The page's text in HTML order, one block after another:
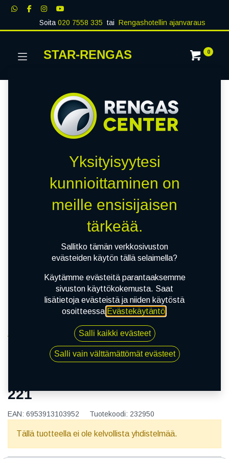
Soita020 7558 335 tai Rengashotellin ajanvaraus
STAR-RENGAS 0
165/65R14 79T HIFLY ALL-TURI 221
221
EAN: 6953913103952 Tuotekoodi: 232950
Tällä tuotteella ei ole kelvollista yhdistelmää.
Yksityisyytesi
kunnioittaminen on
meille ensisijaisen
tärkeää.
Sallitko tämän verkkosivuston
evästeiden käytön tällä selaimella?
Käytämme evästeitä parantaaksemme
sivuston käyttökokemusta. Saat
lisätietoja evästeistä ja niiden käytöstä
osoitteessa Evästekäytäntö.
Salli kaikki evästeet
Salli vain välttämättömät evästeet